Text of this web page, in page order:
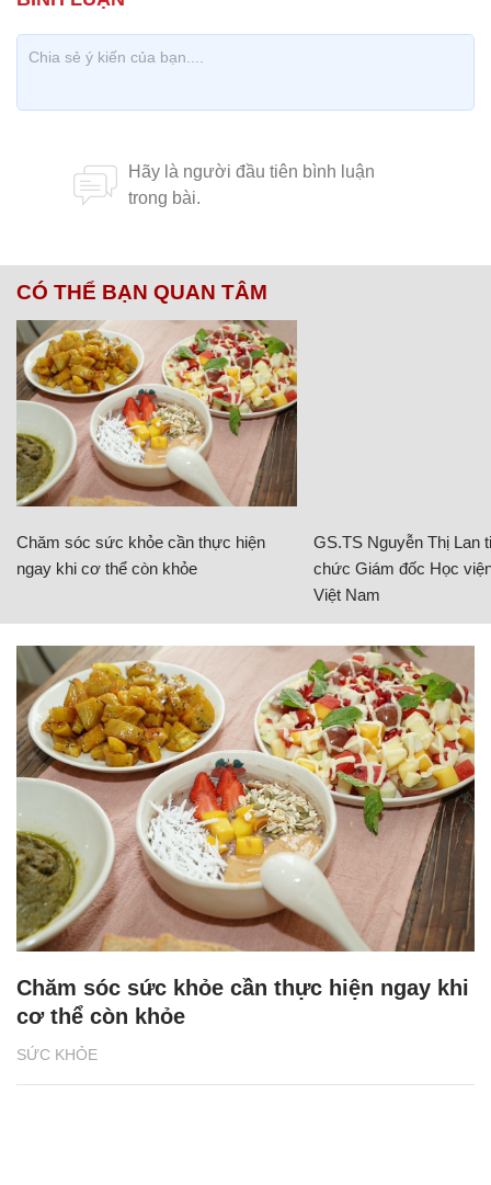
CÓ THỂ BẠN QUAN TÂM
Chăm sóc sức khỏe cần thực hiện
ngay khi cơ thể còn khỏe
GS.TS Nguyễn Thị Lan
chức Giám đốc Học
Việt Nam
SỨC KHỎE
Chăm sóc sức khỏe cần thực hiện ngay khi
cơ thể còn khỏe